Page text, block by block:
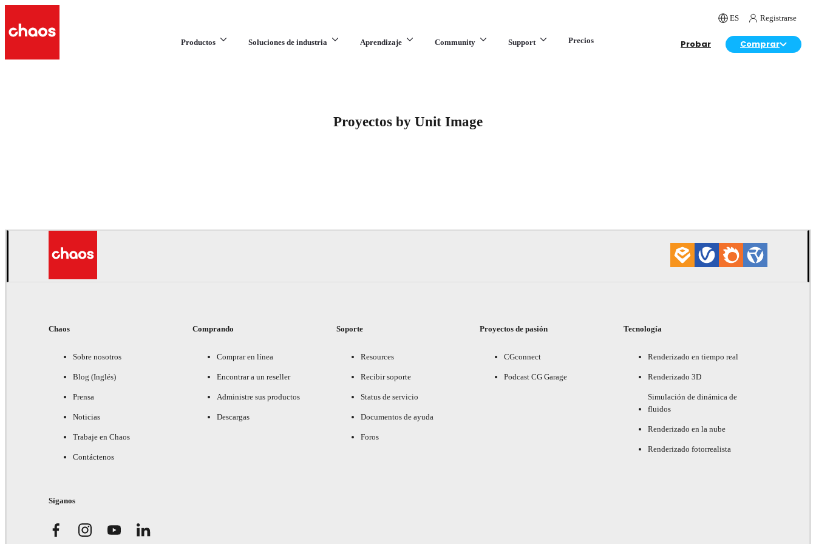
ES Registrarse
Productos Soluciones de industria Aprendizaje Community Support Precios Probar Comprar
Proyectos by Unit Image
Chaos
Sobre nosotros
Blog (Inglés)
Prensa
Noticias
Trabaje en Chaos
Contáctenos
Comprando
Comprar en línea
Encontrar a un reseller
Administre sus productos
Descargas
Soporte
Resources
Recibir soporte
Status de servicio
Documentos de ayuda
Foros
Proyectos de pasión
CGconnect
Podcast CG Garage
Tecnología
Renderizado en tiempo real
Renderizado 3D
Simulación de dinámica de
fluidos
Renderizado en la nube
Renderizado fotorrealista
Síganos